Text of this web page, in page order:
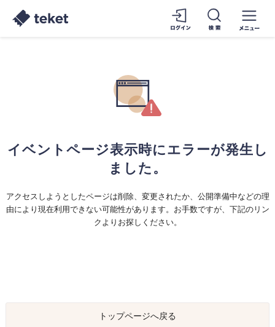
イベントページ表示時にエラーが発生し
ました。
アクセスしようとしたページは削除、変更されたか、公開準備中などの理
由により現在利用できない可能性があります。お手数ですが、下記のリン
クよりお探しください。
トップページへ戻る